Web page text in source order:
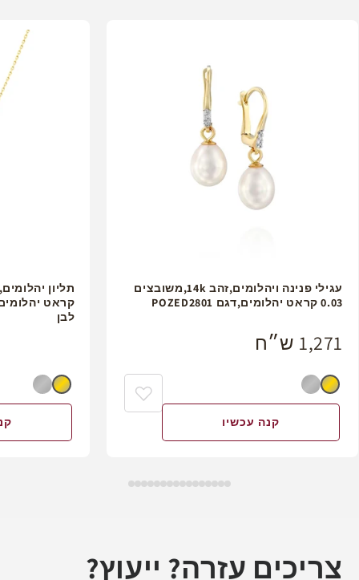
עגילי פנינה ויהלומים,זהב 14k,משובצים
0.03 קראט יהלומים,דגם POZED2801
1,271 ש״ח
קנה עכשיו
לבן
צריכים עזרה? ייעוץ?